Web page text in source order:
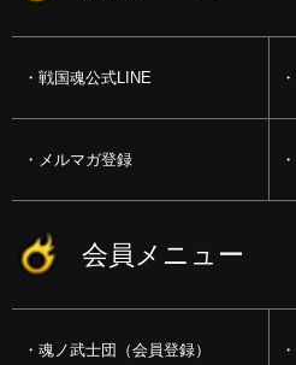
戦国魂公式LINE
メルマガ登録
会員メニュー
魂ノ武士団（会員登録）